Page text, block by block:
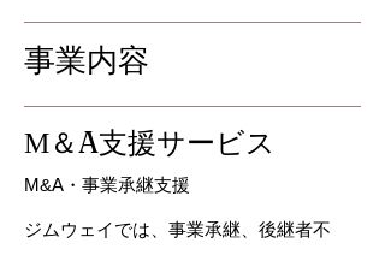
​事業内容
М＆A支援サービス
M&A・事業承継支援
ジムウェイでは、事業承継、後継者不